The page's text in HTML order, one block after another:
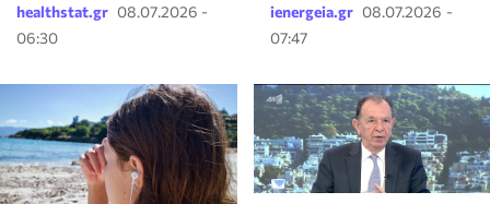
healthstat.gr 08.07.2026 -
06:30
ienergeia.gr 08.07.2026 -
07:47